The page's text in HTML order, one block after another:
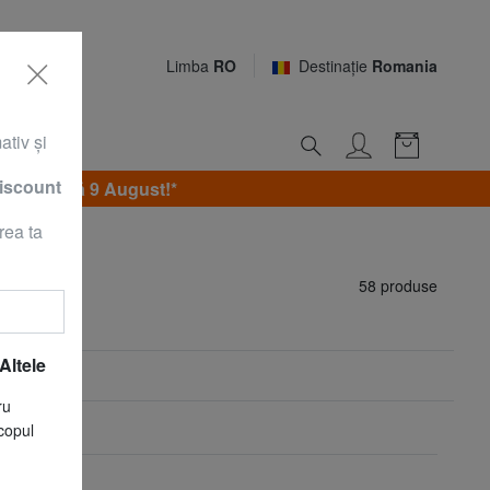
Limba RO Destinaţie Romania
Duminică 9 August!*
58 produse
şi
ta
Altele